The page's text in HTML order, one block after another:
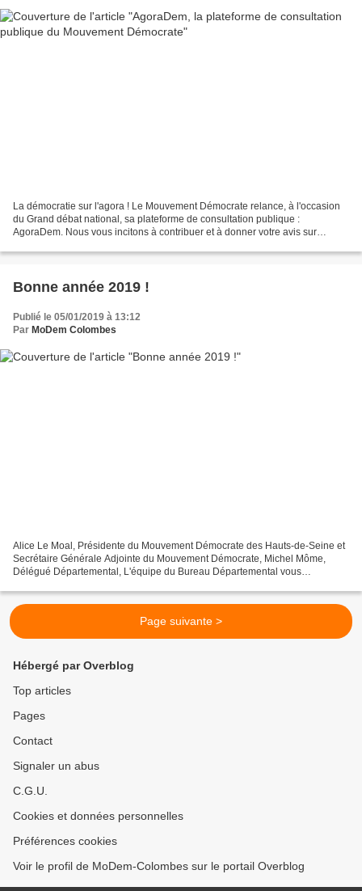
La démocratie sur l'agora ! Le Mouvement Démocrate relance, à l'occasion
du Grand débat national, sa plateforme de consultation publique :
AgoraDem. Nous vous incitons à contribuer et à donner votre avis sur
Bonne année 2019 !
Publié le 05/01/2019 à 13:12
Par MoDem Colombes
Alice Le Moal, Présidente du Mouvement Démocrate des Hauts-de-Seine et
Secrétaire Générale Adjointe du Mouvement Démocrate, Michel Môme,
Délégué Départemental, L'équipe du Bureau Départemental vous
Page suivante >
Hébergé par Overblog
Top articles
Pages
Contact
Signaler un abus
C.G.U.
Cookies et données personnelles
Préférences cookies
Voir le profil de MoDem-Colombes sur le portail Overblog